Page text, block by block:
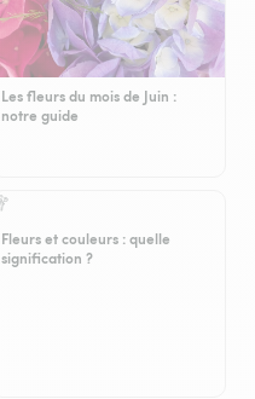
Les fleurs du mois de Juin :
notre guide
Fleurs et couleurs : quelle
signification ?